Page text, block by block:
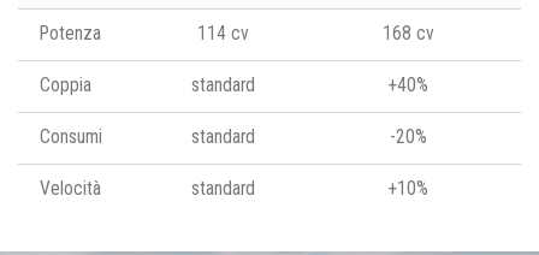
Potenza 114 cv 168 cv
Coppia standard +40%
Consumi standard -20%
Velocità standard +10%